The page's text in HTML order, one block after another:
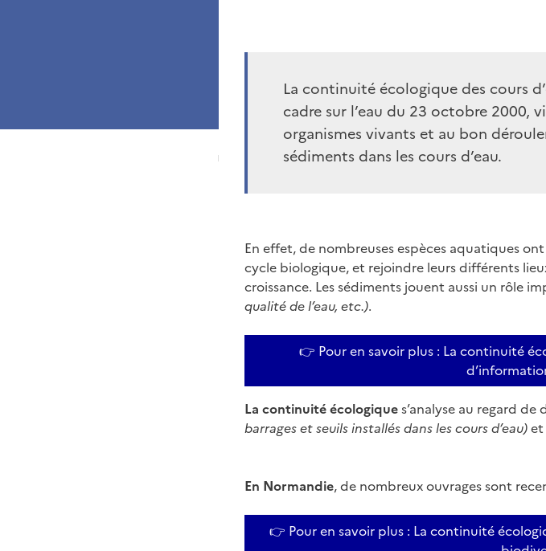
La continuité écologique des cours
cadre sur l’eau du 23 octobre 2000,
organismes vivants et au bon
sédiments dans les cours d’eau.
En effet, de nombreuses espèces aquatiques
cycle biologique, et rejoindre leurs différents
croissance. Les sédiments jouent aussi un rôle
qualité de l’eau, etc.).
👉 Pour en savoir plus : La continuité
La continuité écologiques’analyse au regard
barrages et seuils installés dans les cours d’eau)et
En Normandie, de nombreux ouvrages sont
👉 Pour en savoir plus : La continuité